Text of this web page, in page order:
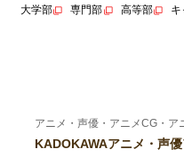
大学部 専門部 高等部 キ
アニメ・声優・アニメCG・ア
KADOKAWAアニメ・声